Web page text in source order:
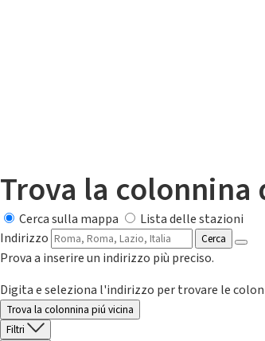
Trova la
Cerca sulla mappa
Lista delle stazioni
Indirizzo
Cerca
Prova a inserire un indirizzo più preciso.
Digita e seleziona l'indirizzo per trovare le
Trova la colonnina piú vicina
Filtri